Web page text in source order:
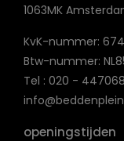
1063MK
KvK-nummer:
Btw-nummer:
Tel : 020 -
openingstijden